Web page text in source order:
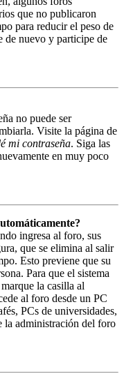
que no publicaron
para reducir el peso de
de nuevo y participe de
no puede ser
Visite la página de
mi contraseña. Siga las
en muy poco
ingresa al foro, sus
que se elimina al salir
Esto previene que su
Para que el sistema
la casilla al
al foro desde un PC
PCs de universidades,
la administración del foro